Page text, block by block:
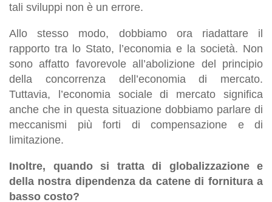
tali sviluppi non è un errore.
Allo stesso modo, dobbiamo ora riadattare il
rapporto tra lo Stato, l’economia e la società. Non
sono affatto favorevole all’abolizione del principio
della concorrenza dell’economia di mercato.
Tuttavia, l’economia sociale di mercato significa
anche che in questa situazione dobbiamo parlare di
meccanismi più forti di compensazione e di
limitazione.
Inoltre, quando si tratta di globalizzazione e
della nostra dipendenza da catene di fornitura a
basso costo?